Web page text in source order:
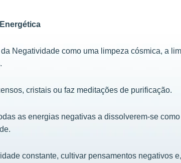
da Negatividade como uma limpeza cósmica, a
cristais ou faz meditações de purificação.
as energias negativas a dissolverem-se
constante, cultivar pensamentos negativos